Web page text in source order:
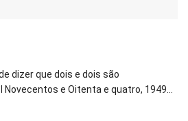
dizer que dois e dois são
e Oitenta e quatro, 1949...